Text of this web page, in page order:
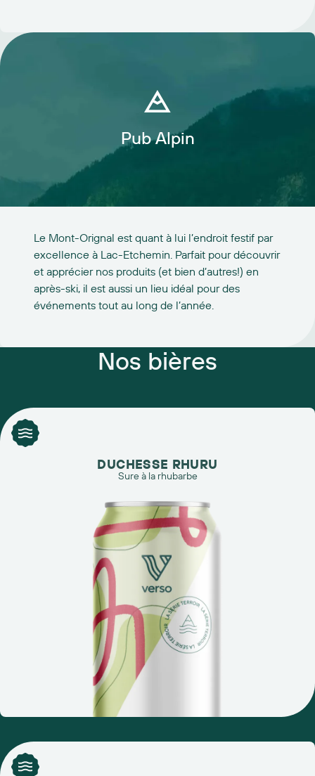
Pub Alpin
Le Mont-Orignal est quant à lui l’endroit festif par
excellence à Lac-Etchemin. Parfait pour découvrir
et apprécier nos produits (et bien d’autres!) en
après-ski, il est aussi un lieu idéal pour des
événements tout au long de l’année.
Nos bières
DUCHESSE RHURU
Sure à la rhubarbe